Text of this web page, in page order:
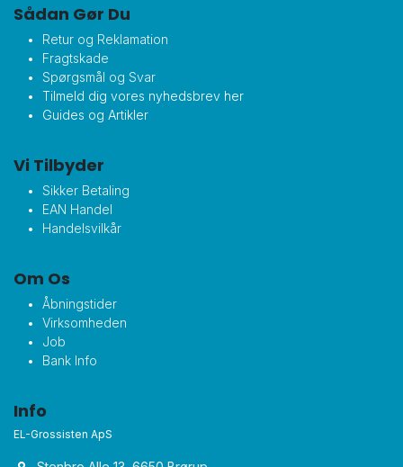
Sådan Gør Du
Retur og Reklamation
Fragtskade
Spørgsmål og Svar
Tilmeld dig vores nyhedsbrev her
Guides og Artikler
Vi Tilbyder
Sikker Betaling
EAN Handel
Handelsvilkår
Om Os
Åbningstider
Virksomheden
Job
Bank Info
Info
EL-Grossisten ApS